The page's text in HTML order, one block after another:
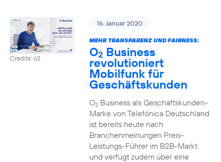
Credits: o2
16. Januar 2020
MEHR TRANSPARENZ UND FAIRNESS:
O2 Business
revolutioniert
Mobilfunk für
Geschäftskunden
O2Business als Geschäftskunden-
Marke von Telefónica Deutschland
ist bereits heute nach
Branchenmeinungen Preis-
Leistungs-Führer im B2B-Markt
und verfügt zudem über eine